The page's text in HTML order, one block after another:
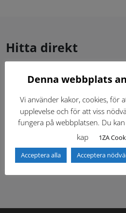
Hitta direkt
Gällande
Dokumentbibliotek
Tidigare versioner
Denna webbplats
Vi använder kakor, cookies, för
upplevelse och för att viss
fungera på webbplatsen. Du
kap
1ZA
Acceptera alla Acceptera